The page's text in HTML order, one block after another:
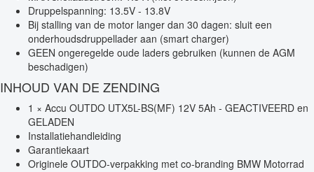
Druppelspanning: 13.5V - 13.8V
Bij stalling van de motor langer dan 30 dagen: sluit een
onderhoudsdruppellader aan (smart charger)
GEEN ongeregelde oude laders gebruiken (kunnen de AGM
beschadigen)
INHOUD VAN DE ZENDING
1 × Accu OUTDO UTX5L-BS(MF) 12V 5Ah - GEACTIVEERD en
GELADEN
Installatiehandleiding
Garantiekaart
Originele OUTDO-verpakking met co-branding BMW Motorrad